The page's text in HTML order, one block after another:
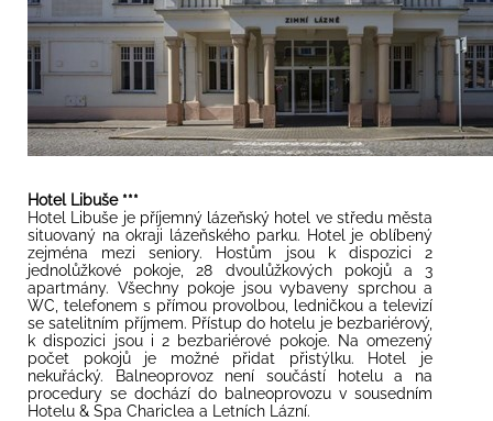
Hotel Libuše ***
Hotel Libuše je příjemný lázeňský hotel ve středu města
situovaný na okraji lázeňského parku. Hotel je oblíbený
zejména mezi seniory. Hostům jsou k dispozici 2
jednolůžkové pokoje, 28 dvoulůžkových pokojů a 3
apartmány. Všechny pokoje jsou vybaveny sprchou a
WC, telefonem s přímou provolbou, ledničkou a televizí
se satelitním příjmem. Přístup do hotelu je bezbariérový,
k dispozici jsou i 2 bezbariérové pokoje. Na omezený
počet pokojů je možné přidat přistýlku. Hotel je
nekuřácký. Balneoprovoz není součástí hotelu a na
procedury se dochází do balneoprovozu v sousedním
Hotelu & Spa Chariclea a Letních Lázní.